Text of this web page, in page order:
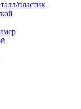
пластик